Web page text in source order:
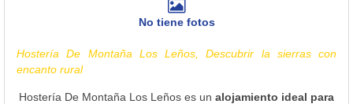
No tiene fotos
Hostería De Montaña Los Leños, Descubrir la sierras con
encanto rural
Hostería De Montaña Los Leños es un alojamiento ideal para